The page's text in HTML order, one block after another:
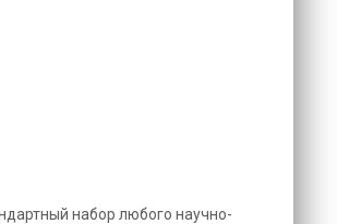
набор любого научно-